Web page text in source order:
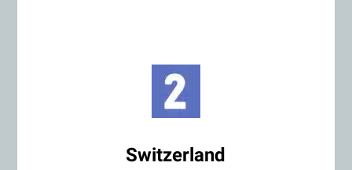
Switzerland